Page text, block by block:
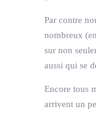
Par contre
nombreux
sur non
aussi qui se
Encore tous
arrivent un